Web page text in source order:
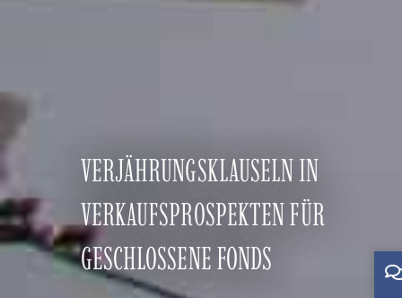
VERJÄHRUNGSKLAUSELN IN
VERKAUFSPROSPEKTEN FÜR
GESCHLOSSENE FONDS